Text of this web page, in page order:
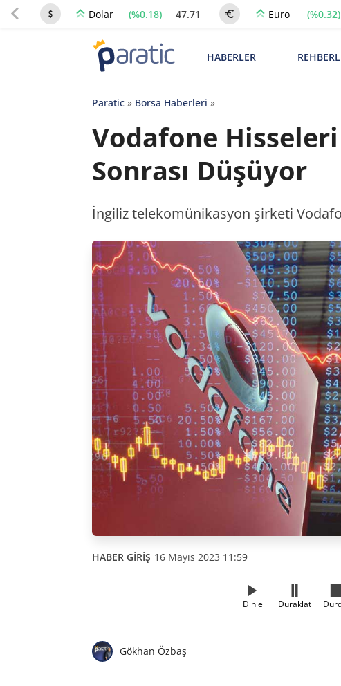
Dolar (%0.18) 47.71 Euro (%0.32)
HABERLER
Paratic» Borsa Haberleri »
Vodafone
Sonrası Düşüyor
İngiliz telekomünikasyon şirketi
HABER GİRİŞ 16 Mayıs 2023 11:59
Dinle Duraklat
Gökhan Özbaş